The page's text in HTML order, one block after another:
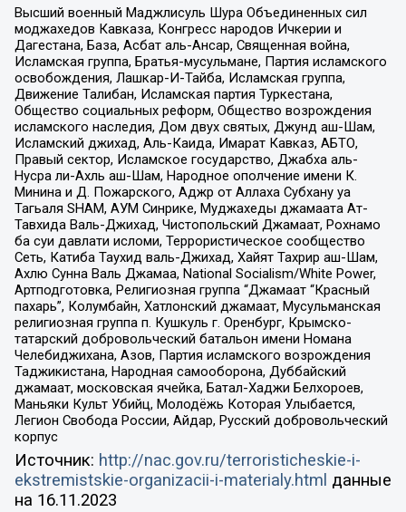
Высший военный Маджлисуль Шура Объединенных сил
моджахедов Кавказа, Конгресс народов Ичкерии и
Дагестана, База, Асбат аль-Ансар, Священная война,
Исламская группа, Братья-мусульмане, Партия исламского
освобождения, Лашкар-И-Тайба, Исламская группа,
Движение Талибан, Исламская партия Туркестана,
Общество социальных реформ, Общество возрождения
исламского наследия, Дом двух святых, Джунд аш-Шам,
Исламский джихад, Аль-Каида, Имарат Кавказ, АБТО,
Правый сектор, Исламское государство, Джабха аль-
Нусра ли-Ахль аш-Шам, Народное ополчение имени К.
Минина и Д. Пожарского, Аджр от Аллаха Субхану уа
Тагьаля SHAM, АУМ Синрике, Муджахеды джамаата Ат-
Тавхида Валь-Джихад, Чистопольский Джамаат, Рохнамо
ба суи давлати исломи, Террористическое сообщество
Сеть, Катиба Таухид валь-Джихад, Хайят Тахрир аш-Шам,
Ахлю Сунна Валь Джамаа, National Socialism/White Power,
Артподготовка, Религиозная группа “Джамаат “Красный
пахарь”, Колумбайн, Хатлонский джамаат, Мусульманская
религиозная группа п. Кушкуль г. Оренбург, Крымско-
татарский добровольческий батальон имени Номана
Челебиджихана, Азов, Партия исламского возрождения
Таджикистана, Народная самооборона, Дуббайский
джамаат, московская ячейка, Батал-Хаджи Белхороев,
Маньяки Культ Убийц, Молодёжь Которая Улыбается,
Легион Свобода России, Айдар, Русский добровольческий
корпус
Источник: http://nac.gov.ru/terroristicheskie-i-
ekstremistskie-organizacii-i-materialy.html данные
на 16.11.2023